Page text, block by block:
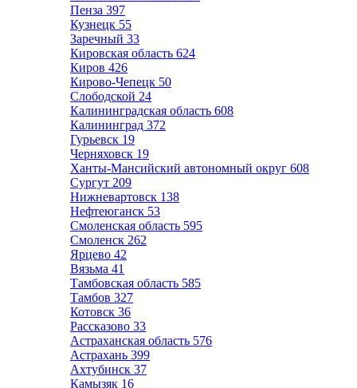
Пенза 397
Кузнецк 55
Заречный 33
Кировская область 624
Киров 426
Кирово-Чепецк 50
Слободской 24
Калининградская область 608
Калининград 372
Гурьевск 19
Черняховск 19
Ханты-Мансийский автономный округ 608
Сургут 209
Нижневартовск 138
Нефтеюганск 53
Смоленская область 595
Смоленск 262
Ярцево 42
Вязьма 41
Тамбовская область 585
Тамбов 327
Котовск 36
Рассказово 33
Астраханская область 576
Астрахань 399
Ахтубинск 37
Камызяк 16